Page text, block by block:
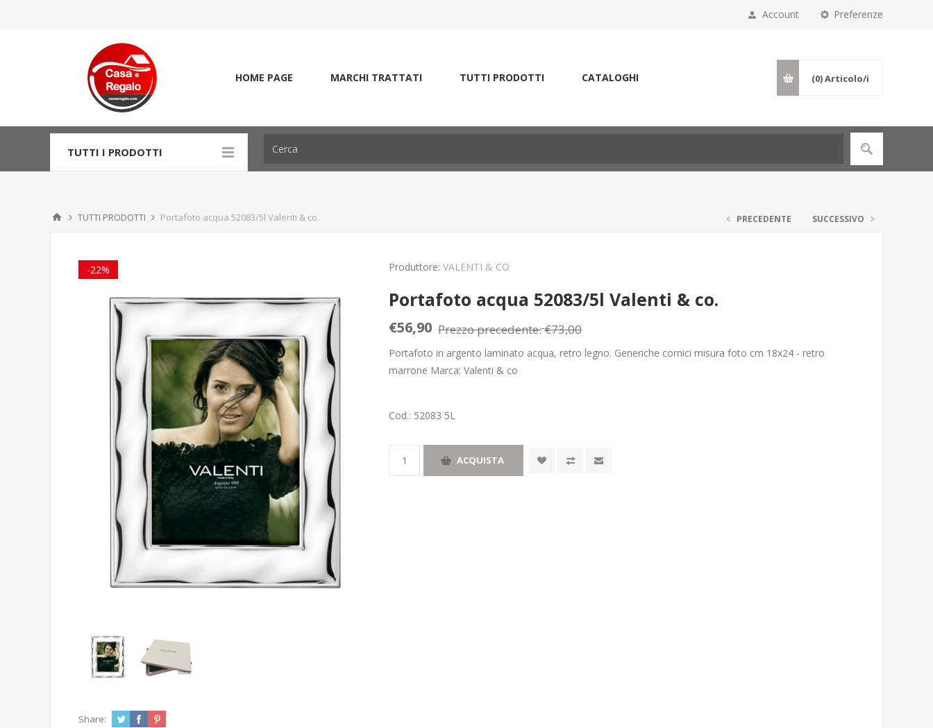
Preferenze
Account
HOME PAGE MARCHI TRATTATI TUTTI PRODOTTI CATALOGHI (0)Articolo/i
TUTTI I PRODOTTI
TUTTI PRODOTTI Portafoto acqua 52083/5l Valenti & co. PRECEDENTE SUCCESSIVO
-22% Produttore: VALENTI & CO
Portafoto acqua 52083/5l Valenti & co.
€56,90 Prezzo precedente:€73,00
Portafoto in argento laminato acqua, retro legno. Generiche cornici misura foto cm 18x24 - retro
marrone Marca: Valenti & co
Cod.: 52083 5L
ACQUISTA
Share: